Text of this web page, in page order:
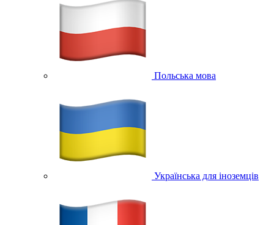
Польська мова
Українська для іноземців